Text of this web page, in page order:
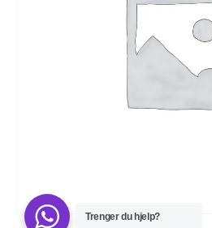
Trenger du hjelp?